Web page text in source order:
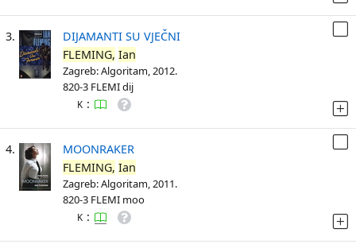
3.
DIJAMANTI SU VJEČNI
FLEMING, Ian
Zagreb: Algoritam, 2012.
820-3 FLEMI dij
K :
4.
MOONRAKER
FLEMING, Ian
Zagreb: Algoritam, 2011.
820-3 FLEMI moo
K :